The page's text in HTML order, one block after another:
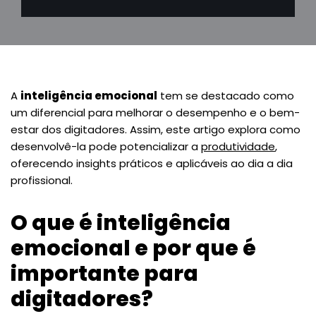
A inteligência emocional tem se destacado como
um diferencial para melhorar o desempenho e o bem-
estar dos digitadores. Assim, este artigo explora como
desenvolvê-la pode potencializar aprodutividade,
oferecendo insights práticos e aplicáveis ao dia a dia
profissional.
O que é inteligência
emocional e por que é
importante para
digitadores?